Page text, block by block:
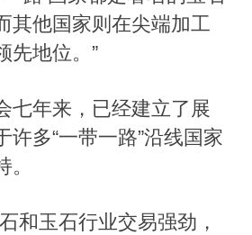
其他国家则在尖端加工
先地位。”
七年来，已经建立了展
许多“一带一路”沿线国家
和玉石行业交易强劲，